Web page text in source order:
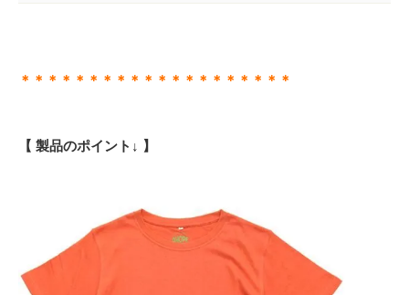
＊＊＊＊＊＊＊＊＊＊＊＊＊＊＊＊＊＊＊＊
【 製品のポイント↓ 】